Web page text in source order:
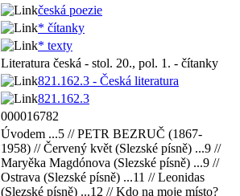
česká poezie
* čítanky
* texty
Literatura česká - stol. 20., pol. 1. - čítanky
821.162.3 - Česká literatura
821.162.3
000016782
Úvodem ...5 // PETR BEZRUČ (1867-
1958) // Červený květ (Slezské písně) ...9 //
Maryěka Magdónova (Slezské písně) ...9 //
Ostrava (Slezské písně) ...11 // Leonidas
(Slezské písně) ...12 // Kdo na moje místo?